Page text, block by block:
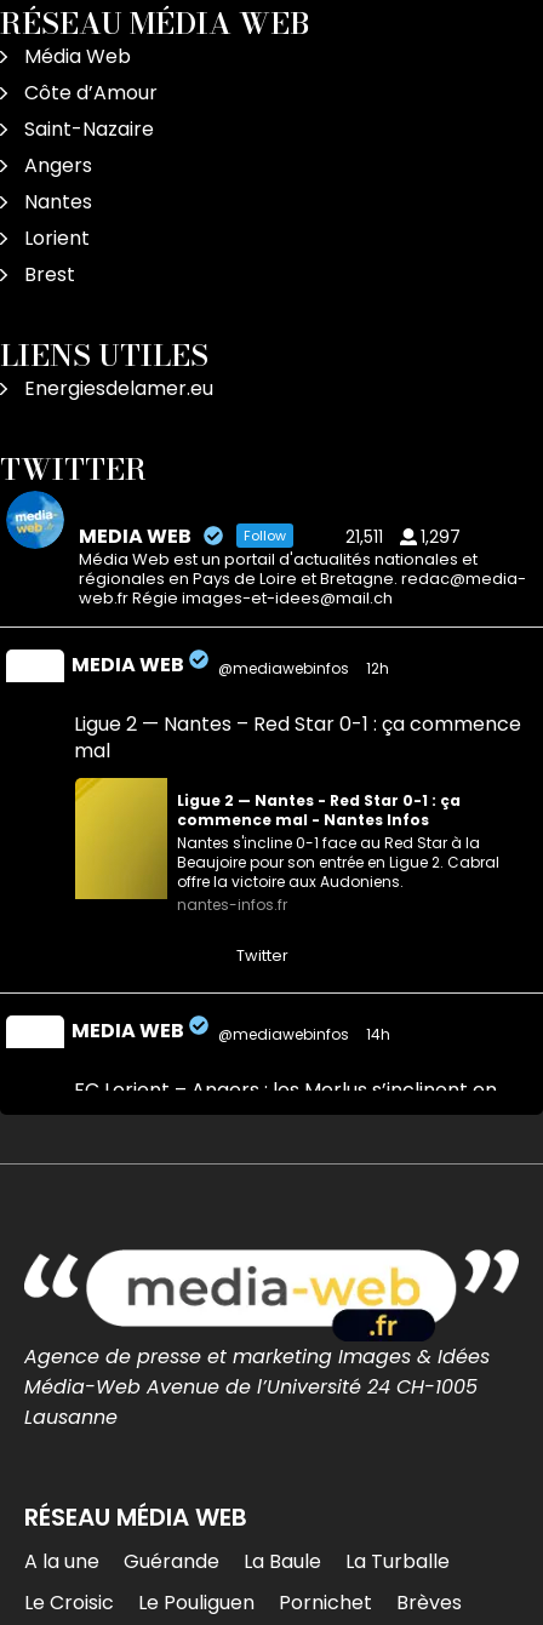
RÉSEAU MÉDIA WEB
Média Web
Côte d’Amour
Saint-Nazaire
Angers
Nantes
Lorient
Brest
LIENS UTILES
Energiesdelamer.eu
TWITTER
MEDIA WEB Follow 21,511 1,297
Média Web est un portail d'actualités nationales et
régionales en Pays de Loire et Bretagne. redac@media-
web.fr Régie images-et-idees@mail.ch
MEDIA WEB @mediawebinfos 12h
Ligue 2 — Nantes – Red Star 0-1 : ça commence
mal
Ligue 2 — Nantes - Red Star 0-1 : ça
commence mal - Nantes Infos
Nantes s'incline 0-1 face au Red Star à la
Beaujoire pour son entrée en Ligue 2. Cabral
offre la victoire aux Audoniens.
nantes-infos.fr
Twitter
MEDIA WEB @mediawebinfos 14h
FC Lorient – Angers : les Merlus s’inclinent en
amical malgré une réaction en seconde période
FC Lorient – Angers : les Merlus
en match amical à Inzinzac-Lochrist.
Résumé, buts et réacti...
lorient-infos.fr
MEDIA WEB
Loire-Atlantique : la police appelle à la vigilance
Une arnaque aux faux agents refait
surface en Loire-Atlantique : la police
appelle à la vigilance -...
La police alerte en Loire-Atlantique après
Agence de presse et marketing Images & Idées
Média-Web Avenue de l’Université 24 CH-1005
Lausanne
RÉSEAU MÉDIA WEB
A la une Guérande La Baule
La Turballe
Le Croisic
Le Pouliguen Pornichet Brèves